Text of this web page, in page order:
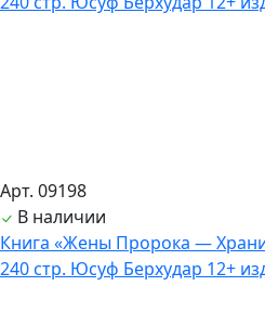
Арт. 09198
В наличии
Книга «Жены Пророка —
240 стр. Юсуф Берхудар 12+